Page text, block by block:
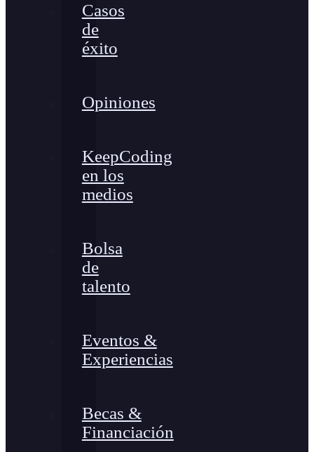
Casos
de
éxito
Opiniones
KeepCoding
en los
medios
Bolsa
de
talento
Eventos &
Experiencias
Becas &
Financiación